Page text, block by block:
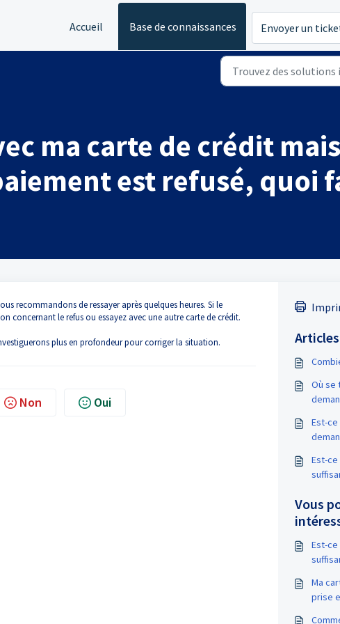
Accueil Base de connaissances Envoyer un
ma carte de crédit
est refusé, quoi
recommandons de ressayer après quelques heures. Si le
concernant le refus ou essayez avec une autre carte de crédit.
plus en profondeur pour corriger la situation.
Non Oui
Où se
Est-
Est-
Vous
Est-
Ma
prise